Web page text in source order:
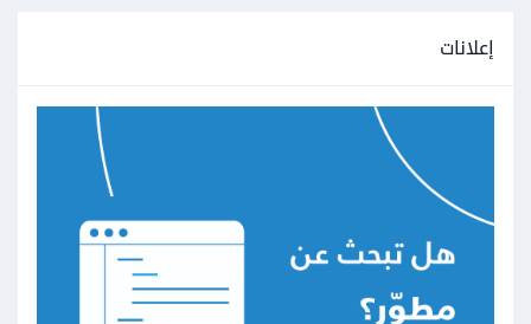
إعلانات